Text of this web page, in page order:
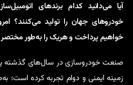
آیا می‌دانید کدام برندهای
خودروهای جهان را تولید می‌کنند؟
خواهیم پرداخت و هریک را به‌طور
صنعت خودروسازی در سال‌های گذشته
زمینه ایمنی و دوام تجربه کرده است؛